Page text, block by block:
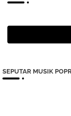
SEPUTAR MUSIK